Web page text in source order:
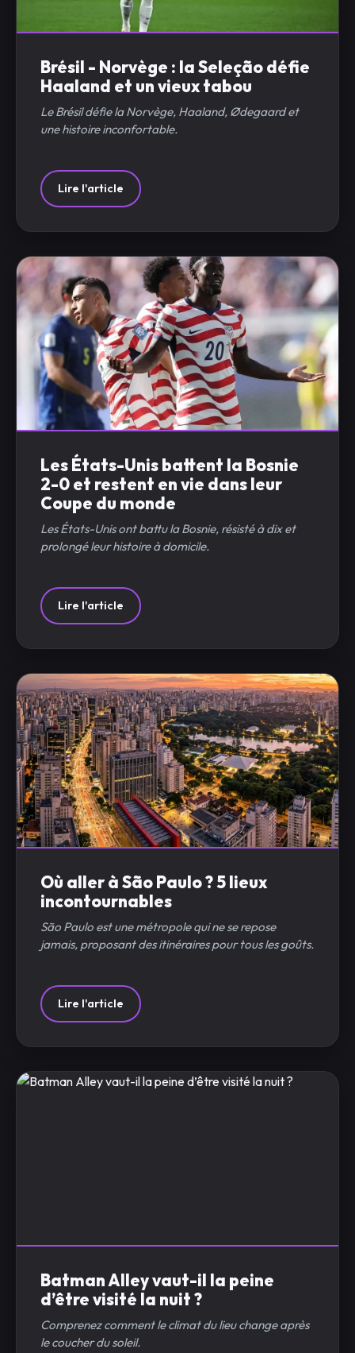
Brésil - Norvège : la Seleção défie
Haaland et un vieux tabou
Le Brésil défie la Norvège, Haaland, Ødegaard et
une histoire inconfortable.
Lire l'article
Les États-Unis battent la Bosnie
2-0 et restent en vie dans leur
Coupe du monde
Les États-Unis ont battu la Bosnie, résisté à dix et
prolongé leur histoire à domicile.
Lire l'article
Où aller à São Paulo ? 5 lieux
incontournables
São Paulo est une métropole qui ne se repose
jamais, proposant des itinéraires pour tous les goûts.
Lire l'article
Batman Alley vaut-il la peine
d’être visité la nuit ?
Comprenez comment le climat du lieu change après
le coucher du soleil.